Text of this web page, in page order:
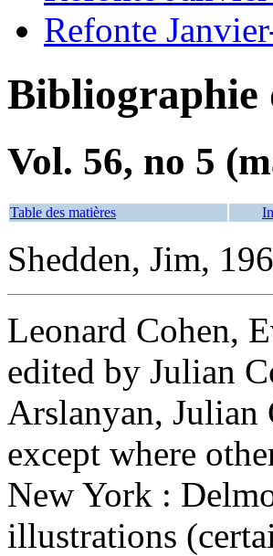
Refonte
Bibliographie
Vol. 56, no 5
Table des matières
Shedden, Jim,
Leonard Cohen,
edited by Julian
Arslanyan,
except where
New York :
illustrations